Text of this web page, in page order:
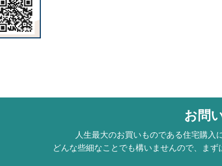
お問
人生最大のお買いものである住宅購入
どんな些細なことでも構いませんので、ま